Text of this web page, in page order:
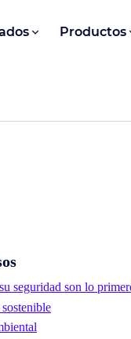
Productos
seguridad son lo